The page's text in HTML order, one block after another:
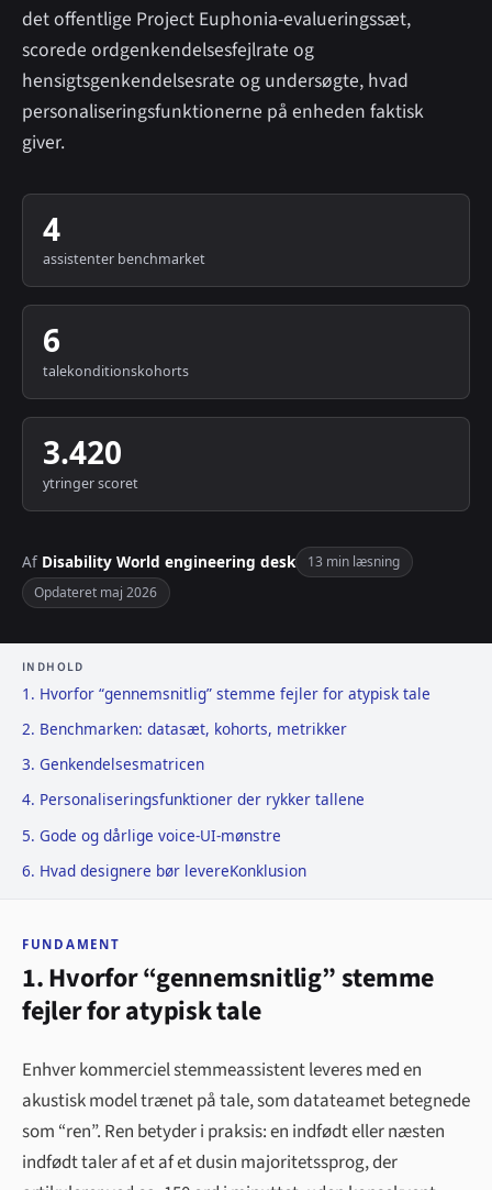
det offentlige Project Euphonia-evalueringssæt,
scorede ordgenkendelsesfejlrate og
hensigtsgenkendelsesr­ate og undersøgte, hvad
personaliseringsfunktionerne på enheden faktisk
giver.
4
assistenter benchmarket
6
talekonditionskohorts
3.420
ytringer scoret
Af Disability World engineering desk
13 min læsning
Opdateret maj 2026
INDHOLD
1. Hvorfor “gennemsnitlig” stemme fejler for atypisk tale
2. Benchmarken: datasæt, kohorts, metrikker
3. Genkendelsesmatricen
4. Personaliseringsfunktioner der rykker tallene
5. Gode og dårlige voice-UI-mønstre
6. Hvad designere bør levereKonklusion
FUNDAMENT
1. Hvorfor “gennemsnitlig” stemme
fejler for atypisk tale
Enhver kommerciel stemmeassistent leveres med en
akustisk model trænet på tale, som datateamet betegnede
som “ren”. Ren betyder i praksis: en indfødt eller næsten
indfødt taler af et af et dusin majoritetssprog, der